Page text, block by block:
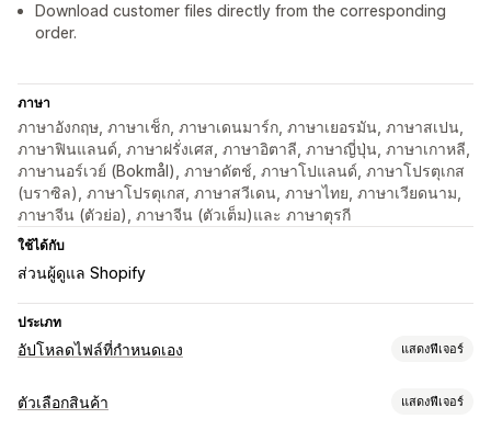
Download customer files directly from the corresponding
order.
ภาษา
ภาษาอังกฤษ, ภาษาเช็ก, ภาษาเดนมาร์ก, ภาษาเยอรมัน, ภาษาสเปน,
ภาษาฟินแลนด์, ภาษาฝรั่งเศส, ภาษาอิตาลี, ภาษาญี่ปุ่น, ภาษาเกาหลี,
ภาษานอร์เวย์ (Bokmål), ภาษาดัตช์, ภาษาโปแลนด์, ภาษาโปรตุเกส
(บราซิล), ภาษาโปรตุเกส, ภาษาสวีเดน, ภาษาไทย, ภาษาเวียดนาม,
ภาษาจีน (ตัวย่อ), ภาษาจีน (ตัวเต็ม)และ ภาษาตุรกี
ใช้ได้กับ
ส่วนผู้ดูแล Shopify
ประเภท
อัปโหลดไฟล์ที่กำหนดเอง แสดงฟีเจอร์
ประเภทไฟล์
ตัวเลือกสินค้า แสดงฟีเจอร์